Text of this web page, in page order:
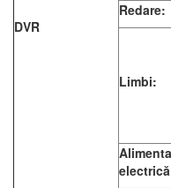
DVR
Redare:
Limbi: